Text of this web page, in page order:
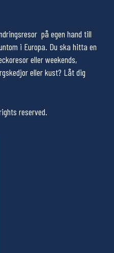
på egen hand till
i Europa. Du ska hitta en
eller weekends,
eller kust? Låt dig
reserved.